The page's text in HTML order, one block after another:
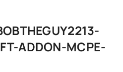
ADDON-MCPE-